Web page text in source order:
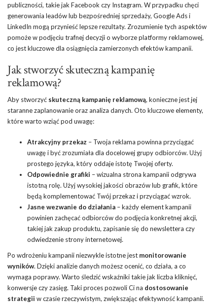
publiczności, takie jak Facebook czy Instagram. W przypadku chęci
generowania leadów lub bezpośredniej sprzedaży, Google Ads i
LinkedIn mogą przynieść lepsze rezultaty. Zrozumienie tych aspektów
pomoże w podjęciu trafnej decyzji o wyborze platformy reklamowej,
co jest kluczowe dla osiągnięcia zamierzonych efektów kampanii.
Jak stworzyć skuteczną kampanię
reklamową?
Aby stworzyć skuteczną kampanię reklamową, konieczne jest jej
staranne zaplanowanie oraz analiza danych. Oto kluczowe elementy,
które warto wziąć pod uwagę:
Atrakcyjny przekaz – Twoja reklama powinna przyciągać
uwagę i być zrozumiała dla docelowej grupy odbiorców. Użyj
prostego języka, który oddaje istotę Twojej oferty.
Odpowiednie grafiki – wizualna strona kampanii odgrywa
istotną rolę. Użyj wysokiej jakości obrazów lub grafik, które
będą komplementować Twój przekaz i przyciągać wzrok.
Jasne wezwanie do działania – każdy element kampanii
powinien zachęcać odbiorców do podjęcia konkretnej akcji,
takiej jak zakup produktu, zapisanie się do newslettera czy
odwiedzenie strony internetowej.
Po wdrożeniu kampanii niezwykle istotne jest monitorowanie
wyników. Dzięki analizie danych możesz ocenić, co działa, a co
wymaga poprawy. Warto śledzić wskaźniki takie jak liczba kliknięć,
konwersje czy zasięg. Taki proces pozwoli Ci na dostosowanie
strategii w czasie rzeczywistym, zwiększając efektywność kampanii.